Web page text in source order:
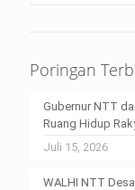
Poringan
Gubernur NTT
Ruang Hidup
Juli 15, 2026
WALHI NTT